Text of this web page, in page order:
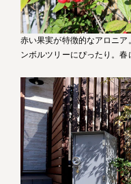
赤い果実が特徴的なアロニ
ンボルツリーにぴったり。春